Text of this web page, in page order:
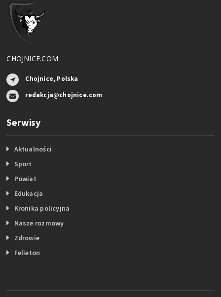
CHOJNICE.COM
Chojnice, Polska
redakcja@chojnice.com
Serwisy
Aktualności
Sport
Powiat
Edukacja
Kronika policyjna
Nasze rozmowy
Zdrowie
Felieton